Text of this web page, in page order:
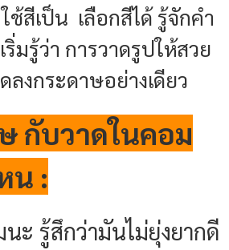
ช้สีเป็น เลือกสีได้ รู้จักคำ
มรู้ว่า การวาดรูปให้สวย
ลงกระดาษอย่างเดียว
กับวาดในคอม
น :
ะ รู้สึกว่ามันไม่ยุ่งยากดี